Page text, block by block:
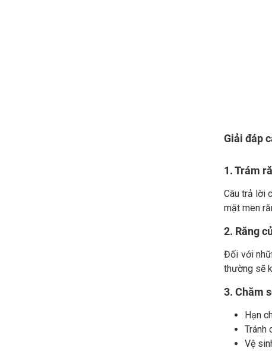
Giải đáp
1. Trám
Câu trả lời
mặt men
2. Răng
Đối với
thường sẽ
3. Chăm
Hạn
Tránh
Vệ